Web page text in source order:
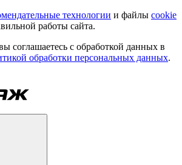
технологии и файлы cookie
работы сайта.
соглашаетесь с обработкой данных в
обработки персональных данных.